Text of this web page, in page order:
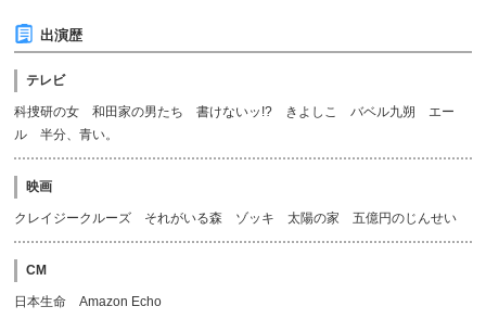
出演歴
テレビ
科捜研の女 和田家の男たち 書けないッ!? きよしこ バベル九朔 エー
ル 半分、青い。
映画
クレイジークルーズ それがいる森 ゾッキ 太陽の家 五億円のじんせい
CM
日本生命 Amazon Echo